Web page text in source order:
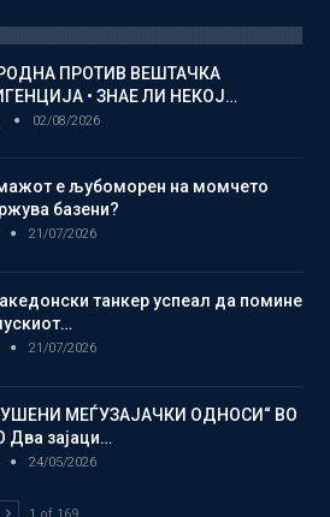
ПРОТИВ ВЕШТАЧКА
• ЗНАЕ ЛИ НЕКОЈ…
02/08/2026
е љубоморен на момчето
базени?
21/07/2026
танкер успеал да помине
21/07/2026
МЕЃУЗАЈАЧКИ ОДНОСИ“ ВО
Два зајаци…
24/05/2026